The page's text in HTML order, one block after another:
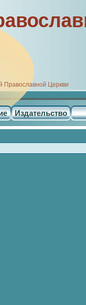
Православной Церкви
Издательство